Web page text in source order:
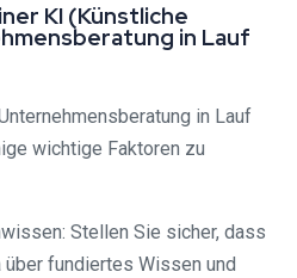
KI (Künstliche
in Lauf
in Lauf
wichtige Faktoren zu
Stellen Sie sicher, dass
fundiertes Wissen und